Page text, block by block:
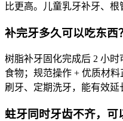
比更高。儿童乳牙补牙、根
补完牙多久可以吃东西
树脂补牙固化完成后 2 小
食物；规范操作 + 优质材
刷牙、定期洗牙，能有效延
蛀牙同时牙齿不齐，可